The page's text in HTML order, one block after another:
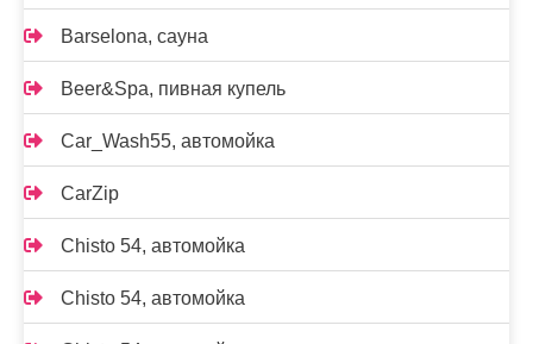
Barselona, сауна
Beer&Spa, пивная купель
Car_Wash55, автомойка
CarZip
Chisto 54, автомойка
Chisto 54, автомойка